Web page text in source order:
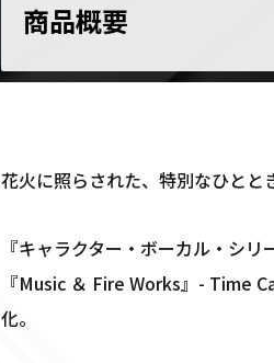
商品概要
花火に照らされた、特別なひとと
『キャラクター・ボーカル・シ
『Music ＆ Fire Works』- Time
化。